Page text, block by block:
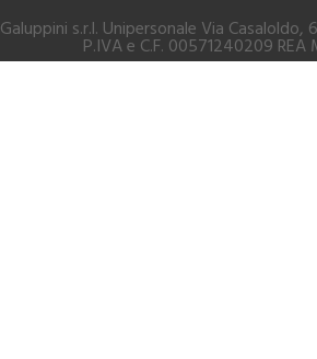
Galuppini s.r.l. Unipersonale Via
P.IVA e C.F. 00571240209